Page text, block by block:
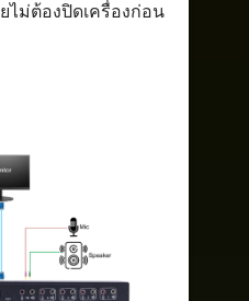
ไม่ต้องปิดเครื่องก่อน